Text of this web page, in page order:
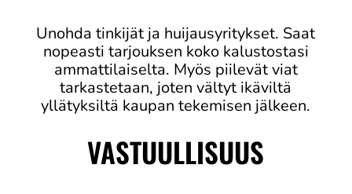
Unohda tinkijät ja huijausyritykset. Saat
nopeasti tarjouksen koko kalustostasi
ammattilaiselta. Myös piilevät viat
tarkastetaan, joten vältyt ikäviltä
yllätyksiltä kaupan tekemisen jälkeen.
VASTUULLISUUS